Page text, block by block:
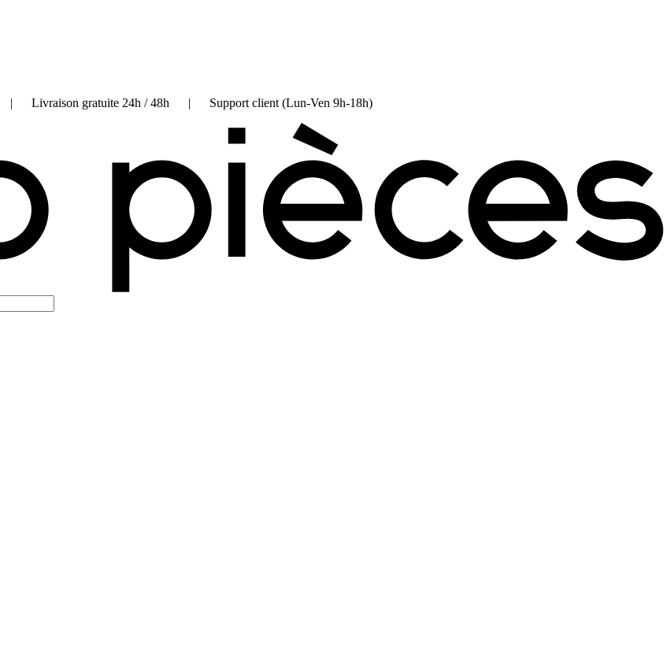
| Livraison gratuite 24h / 48h | Support client (Lun-Ven 9h-18h)